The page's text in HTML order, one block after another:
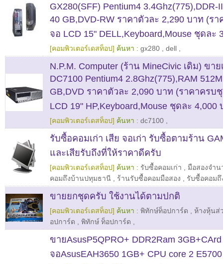
GX280(SFF) Pentium4 3.4Ghz(775),DDR-
40 GB,DVD-RW ราคาตัวละ 2,290 บาท (ร
จอ LCD 15" DELL,Keyboard,Mouse ชุดละ
[คอมพิวเตอร์เดสท็อป] ค้นหา : gx280 dell
N.P.M. Computer (ร้าน MineCivic เดิม) ขาย
DC7100 Pentium4 2.8Ghz(775),RAM
GB,DVD ราคาตัวละ 2,090 บาท (ราคาครบ
LCD 19" HP,Keyboard,Mouse ชุดละ 4,000
[คอมพิวเตอร์เดสท็อป] ค้นหา : dc7100
รับซื้อคอมเก่า เสีย จอเก่า รับซื้อตามร้าน
และเสียรับถึงที่ให้ราคาดีครับ
[คอมพิวเตอร์เดสท็อป] ค้นหา : รับซื้อคอมเก่า
มือสองจำ
คอมถึงบ้านปทุมธานี
ร้านรับซื้อคอมมือสอง รับซื้อคอม
ขายยกชุดครับ ใช้งานได้ตามปกติ
[คอมพิวเตอร์เดสท็อป] ค้นหา : พิทักษ์ท็อปการ์ด
ห้างหุ้นส่
อปการ์ด
พิทักษ์ ท็อปการ์ด
ขายAsusP5QPRO+ DDR2Ram 3GB+CArd
จอAsusEAH3650 1GB+ CPU core 2 E5700